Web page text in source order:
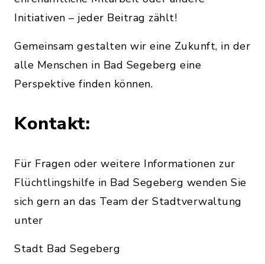
Initiativen – jeder Beitrag zählt!
Gemeinsam gestalten wir eine Zukunft, in der
alle Menschen in Bad Segeberg eine
Perspektive finden können.
Kontakt:
Für Fragen oder weitere Informationen zur
Flüchtlingshilfe in Bad Segeberg wenden Sie
sich gern an das Team der Stadtverwaltung
unter
Stadt Bad Segeberg